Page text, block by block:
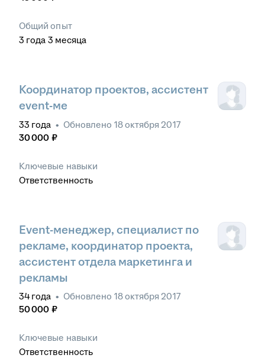
Общий опыт
3 года 3 месяца
Координатор проектов, ассистент
event-ме
33 года • Обновлено 18 октября 2017
30 000 ₽
Ключевые навыки
Ответственность
Event-менеджер, специалист по
рекламе, координатор проекта,
ассистент отдела маркетинга и
рекламы
34 года • Обновлено 18 октября 2017
50 000 ₽
Ключевые навыки
Ответственность